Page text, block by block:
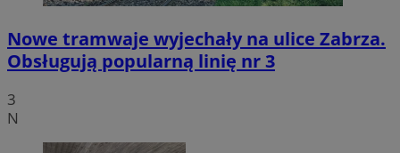
Nowe tramwaje wyjechały na ulice Zabrza.
Obsługują popularną linię nr 3
3
N